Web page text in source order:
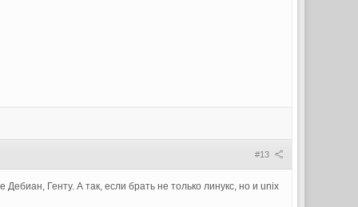
#13
Генту. А так, если брать не только линукс, но и unix